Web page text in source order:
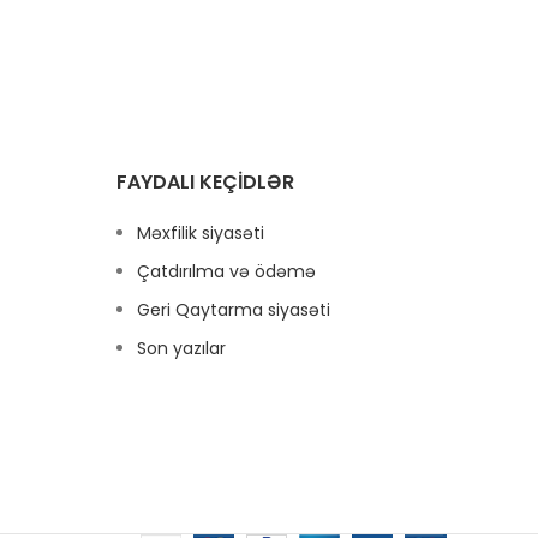
FAYDALI KEÇIDLƏR
Məxfilik siyasəti
Çatdırılma və ödəmə
Geri Qaytarma siyasəti
Son yazılar